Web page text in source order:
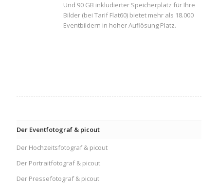
Und 90 GB inkludierter Speicherplatz für Ihre
Bilder (bei Tarif Flat60) bietet mehr als 18.000
Eventbildern in hoher Auflösung Platz.
Der Eventfotograf & picout
Der Hochzeitsfotograf & picout
Der Portraitfotograf & picout
Der Pressefotograf & picout